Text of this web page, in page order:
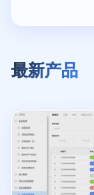
最新产品